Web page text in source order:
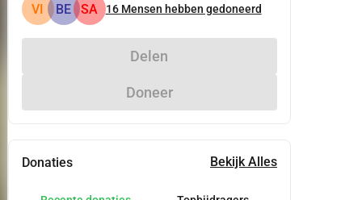
VI BE SA 16 Mensen hebben gedoneerd
Delen
Doneer
Donaties Bekijk Alles